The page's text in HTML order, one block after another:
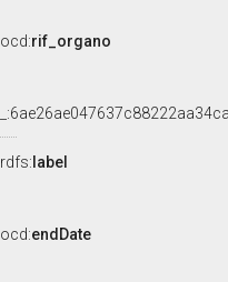
ocd:rif_organo
rdfs: label
ocd:endDate